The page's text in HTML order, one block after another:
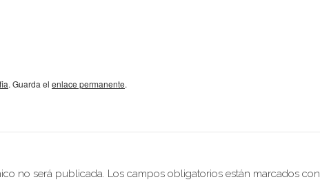
. Guarda el enlace permanente.
no será publicada. Los campos obligatorios están marcados con